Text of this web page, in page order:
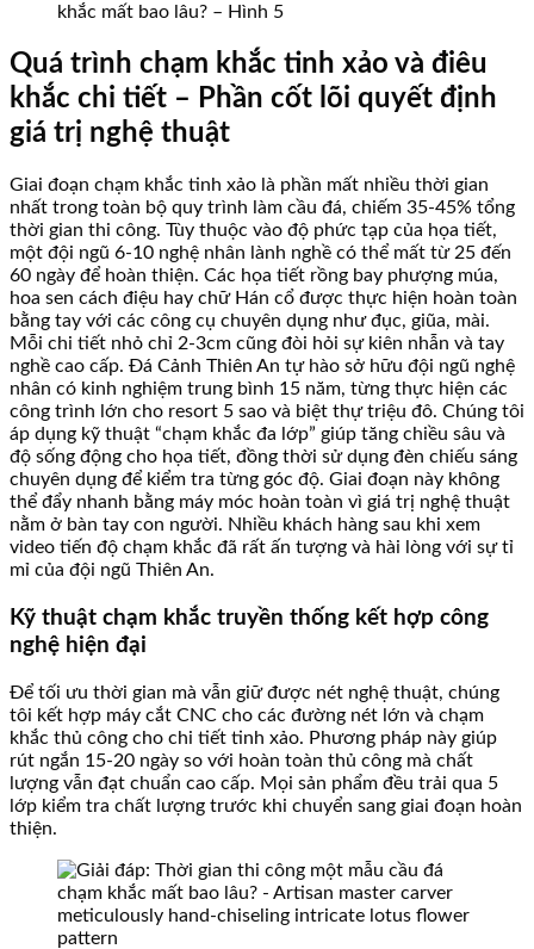
khắc mất bao lâu? – Hình 5
Quá trình chạm khắc tinh xảo và điêu
khắc chi tiết – Phần cốt lõi quyết định
giá trị nghệ thuật
Giai đoạn chạm khắc tinh xảo là phần mất nhiều thời gian
nhất trong toàn bộ quy trình làm cầu đá, chiếm 35-45% tổng
thời gian thi công. Tùy thuộc vào độ phức tạp của họa tiết,
một đội ngũ 6-10 nghệ nhân lành nghề có thể mất từ 25 đến
60 ngày để hoàn thiện. Các họa tiết rồng bay phượng múa,
hoa sen cách điệu hay chữ Hán cổ được thực hiện hoàn toàn
bằng tay với các công cụ chuyên dụng như đục, giũa, mài.
Mỗi chi tiết nhỏ chỉ 2-3cm cũng đòi hỏi sự kiên nhẫn và tay
nghề cao cấp. Đá Cảnh Thiên An tự hào sở hữu đội ngũ nghệ
nhân có kinh nghiệm trung bình 15 năm, từng thực hiện các
công trình lớn cho resort 5 sao và biệt thự triệu đô. Chúng tôi
áp dụng kỹ thuật “chạm khắc đa lớp” giúp tăng chiều sâu và
độ sống động cho họa tiết, đồng thời sử dụng đèn chiếu sáng
chuyên dụng để kiểm tra từng góc độ. Giai đoạn này không
thể đẩy nhanh bằng máy móc hoàn toàn vì giá trị nghệ thuật
nằm ở bàn tay con người. Nhiều khách hàng sau khi xem
video tiến độ chạm khắc đã rất ấn tượng và hài lòng với sự tỉ
mỉ của đội ngũ Thiên An.
Kỹ thuật chạm khắc truyền thống kết hợp công
nghệ hiện đại
Để tối ưu thời gian mà vẫn giữ được nét nghệ thuật, chúng
tôi kết hợp máy cắt CNC cho các đường nét lớn và chạm
khắc thủ công cho chi tiết tinh xảo. Phương pháp này giúp
rút ngắn 15-20 ngày so với hoàn toàn thủ công mà chất
lượng vẫn đạt chuẩn cao cấp. Mọi sản phẩm đều trải qua 5
lớp kiểm tra chất lượng trước khi chuyển sang giai đoạn hoàn
thiện.